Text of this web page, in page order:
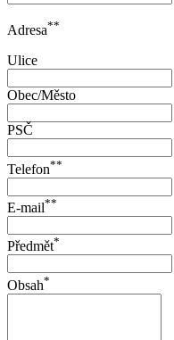
Adresa**
Ulice
Obec/Město
PSČ
Telefon**
E-mail**
Předmět*
Obsah*